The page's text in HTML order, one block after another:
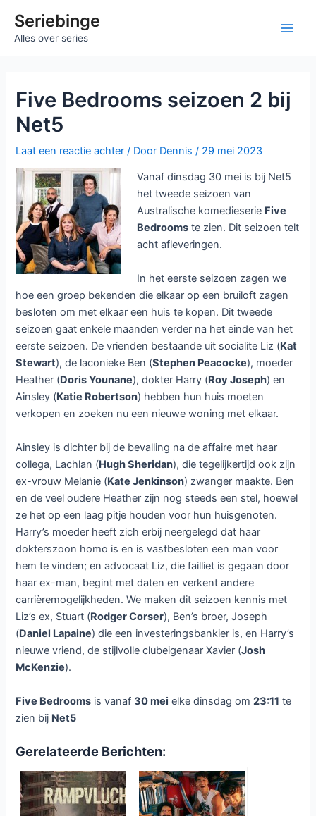
naarSeriebinge
Alles over series
Five Bedrooms seizoen 2 bij
Net5
Laat een reactie achter / Door Dennis/ 29 mei 2023
Vanaf dinsdag 30 mei is bij Net5
het tweede seizoen van
Australische komedieserie Five
Bedrooms te zien. Dit seizoen telt
acht afleveringen.
In het eerste seizoen zagen we
hoe een groep bekenden die elkaar op een bruiloft zagen
besloten om met elkaar een huis te kopen. Dit tweede
seizoen gaat enkele maanden verder na het einde van het
eerste seizoen. De vrienden bestaande uit socialite Liz (Kat
Stewart), de laconieke Ben (Stephen Peacocke), moeder
Heather (Doris Younane), dokter Harry (Roy Joseph) en
Ainsley (Katie Robertson) hebben hun huis moeten
verkopen en zoeken nu een nieuwe woning met elkaar.
Ainsley is dichter bij de bevalling na de affaire met haar
collega, Lachlan (Hugh Sheridan), die tegelijkertijd ook zijn
ex-vrouw Melanie (Kate Jenkinson) zwanger maakte. Ben
en de veel oudere Heather zijn nog steeds een stel, hoewel
ze het op een laag pitje houden voor hun huisgenoten.
Harry’s moeder heeft zich erbij neergelegd dat haar
dokterszoon homo is en is vastbesloten een man voor
hem te vinden; en advocaat Liz, die failliet is gegaan door
haar ex-man, begint met daten en verkent andere
carrièremogelijkheden. We maken dit seizoen kennis met
Liz’s ex, Stuart (Rodger Corser), Ben’s broer, Joseph
(Daniel Lapaine) die een investeringsbankier is, en Harry’s
nieuwe vriend, de stijlvolle clubeigenaar Xavier (Josh
McKenzie).
Five Bedrooms is vanaf30 mei elke dinsdag om23:11 te
zien bij Net5
Gerelateerde Berichten: